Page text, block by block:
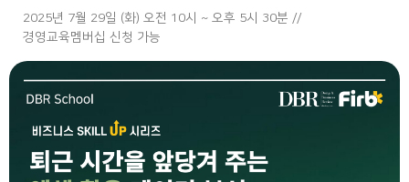
2025년 7월 29일 (화) 오전 10시 ~ 오후 5시 30분 //
경영교육멤버십 신청 가능